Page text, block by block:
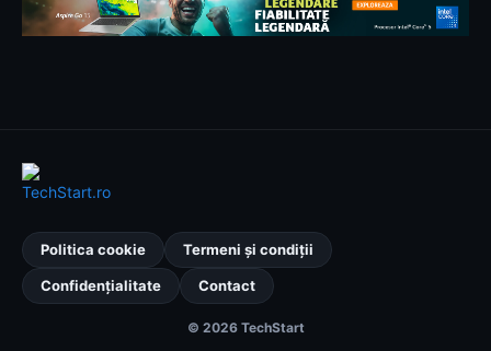
Politica cookie Termeni și condiții
Confidențialitate Contact
© 2026 TechStart